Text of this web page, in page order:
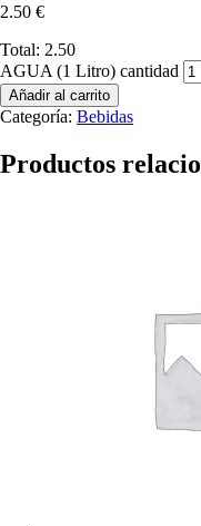
2.50 €
Total: 2.50
AGUA (1 Litro) cantidad
Añadir al carrito
Categoría: Bebidas
Productos